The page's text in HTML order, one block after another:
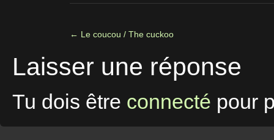
← Le coucou / The cuckoo
Laisser une réponse
Tu dois être connecté pour